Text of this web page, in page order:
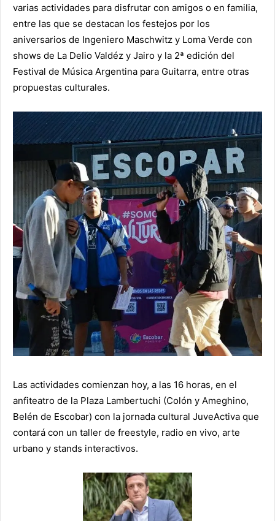
varias actividades para disfrutar con amigos o en familia,
entre las que se destacan los festejos por los
aniversarios de Ingeniero Maschwitz y Loma Verde con
shows de La Delio Valdéz y Jairo y la 2ª edición del
Festival de Música Argentina para Guitarra, entre otras
propuestas culturales.
Las actividades comienzan hoy, a las 16 horas, en el
anfiteatro de la Plaza Lambertuchi (Colón y Ameghino,
Belén de Escobar) con la jornada cultural JuveActiva que
contará con un taller de freestyle, radio en vivo, arte
urbano y stands interactivos.